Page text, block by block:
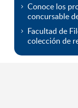
Conoce los
concursable
Facultad de
colección de